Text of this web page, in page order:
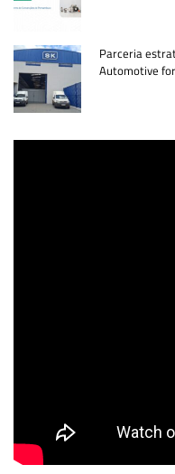
Parceria
Automotive